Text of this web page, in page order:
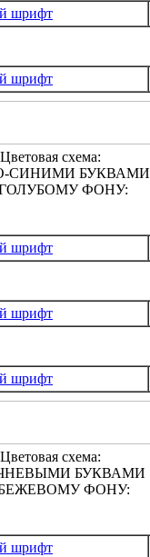
шрифт
шрифт
Цветовая схема:
СИНИМИ БУКВАМИ
ФОНУ:
шрифт
шрифт
шрифт
Цветовая схема:
БУКВАМИ
ФОНУ:
шрифт